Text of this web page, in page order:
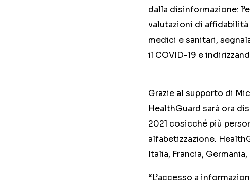
dalla disinformazione:
valutazioni di
medici e sanitari,
il COVID-19 e
Grazie al supporto di
HealthGuard sarà ora
2021 cosicché più
alfabetizzazione.
Italia, Francia,
“L’accesso a